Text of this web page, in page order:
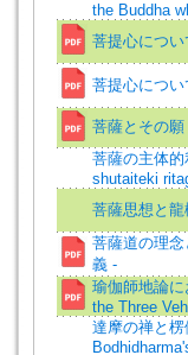
the Buddha
菩提心につい
菩提心につい
菩薩とその
菩薩の主体
shutaiteki
菩薩思想と龍
菩薩道の理
義 -
瑜伽師地論
the Three
達摩の禅と